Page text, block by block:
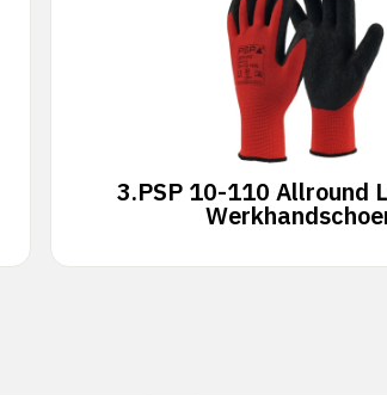
3.PSP 10-110 Allround